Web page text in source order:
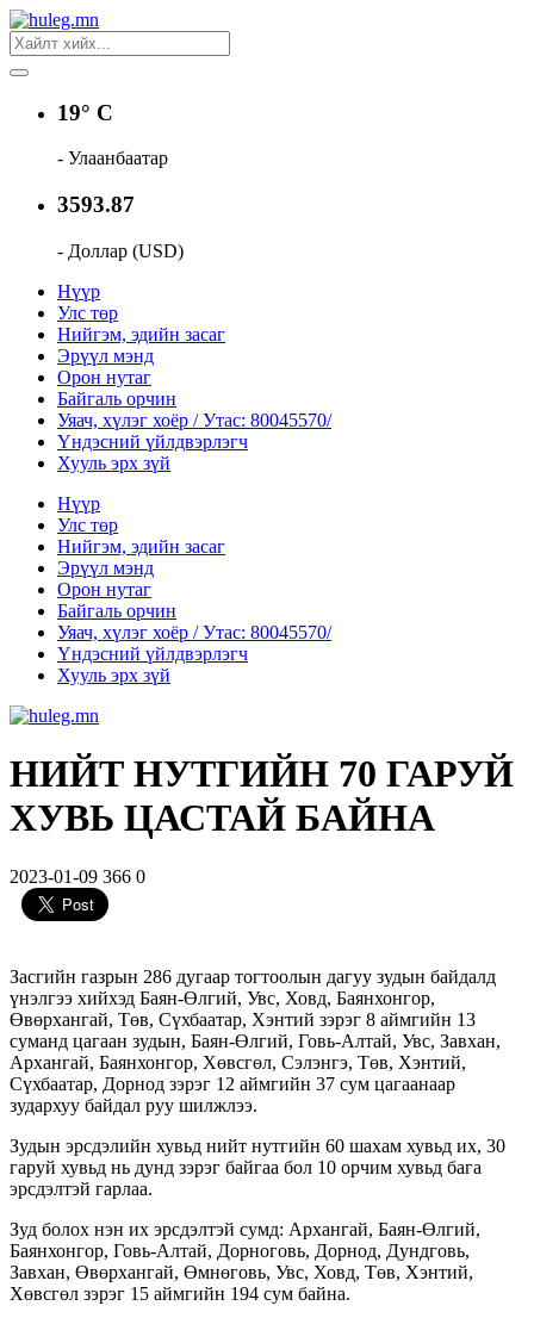
19° C
- Улаанбаатар
3593.87
- Доллар (USD)
Нүүр
Улс төр
Нийгэм, эдийн засаг
Эрүүл мэнд
Орон нутаг
Байгаль орчин
Уяач, хүлэг хоёр / Утас: 80045570/
Үндэсний үйлдвэрлэгч
Хууль эрх зүй
Нүүр
Улс төр
Нийгэм, эдийн засаг
Эрүүл мэнд
Орон нутаг
Байгаль орчин
Уяач, хүлэг хоёр / Утас: 80045570/
Үндэсний үйлдвэрлэгч
Хууль эрх зүй
НИЙТ НУТГИЙН 70 ГАРУЙ
ХУВЬ ЦАСТАЙ БАЙНА
2023-01-09 366 0
Засгийн газрын 286 дугаар тогтоолын дагуу зудын байдалд
үнэлгээ хийхэд Баян-Өлгий, Увс, Ховд, Баянхонгор,
Өвөрхангай, Төв, Сүхбаатар, Хэнтий зэрэг 8 аймгийн 13
суманд цагаан зудын, Баян-Өлгий, Говь-Алтай, Увс, Завхан,
Архангай, Баянхонгор, Хөвсгөл, Сэлэнгэ, Төв, Хэнтий,
Сүхбаатар, Дорнод зэрэг 12 аймгийн 37 сум цагаанаар
зудархуу байдал руу шилжлээ.
Зудын эрсдэлийн хувьд нийт нутгийн 60 шахам хувьд их, 30
гаруй хувьд нь дунд зэрэг байгаа бол 10 орчим хувьд бага
эрсдэлтэй гарлаа.
Зуд болох нэн их эрсдэлтэй сумд: Архангай, Баян-Өлгий,
Баянхонгор, Говь-Алтай, Дорноговь, Дорнод, Дундговь,
Завхан, Өвөрхангай, Өмнөговь, Увс, Ховд, Төв, Хэнтий,
Хөвсгөл зэрэг 15 аймгийн 194 сум байна.